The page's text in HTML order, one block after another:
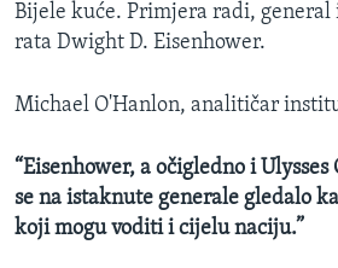
Bijele kuće. Primjera radi, general
rata Dwight D. Eisenhower.
Michael O'Hanlon, analitičar
“Eisenhower, a očigledno i
se na istaknute generale gledalo
koji mogu voditi i cijelu naciju.”